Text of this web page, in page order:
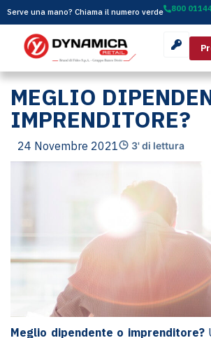
Serve una mano? Chiama il numero verde 800
MEGLIO
IMPRENDITORE?
24 Novembre 2021 3' di lettura
Meglio dipendente o imprenditore?